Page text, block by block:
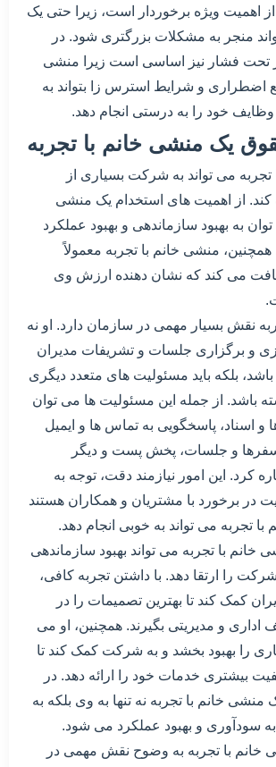
از اهمیت ویژه برخوردار است، زیرا حتی یک
منجر به مشکلات بزرگتری شود. در
تحت فشار نیز اساسی است زیرا منشی
اضطراری و شرایط استرس زا بتواند به
خود را به درستی انجام دهد.
یک منشی خانم با تجربه
می تواند به شرکت بسیاری از
از اهمیت های استخدام یک منشی
به بهبود سازماندهی و بهبود عملکرد
همچنین، منشی خانم با تجربه معمولاً
می کند که نشان دهنده ارزش وی
نقش بسیار مهمی در سازمان دارد. او نه
ریزی و برگزاری جلسات و تشریفات مدیران
بلکه باید مسئولیت های متعدد دیگری
باشد. از جمله این مسئولیت ها می توان
و اسناد، پاسخگویی به تماس ها و ایمیل
سفرها و جلسات، پخش پست و دیگر
کرد. این امور نیازمند دقت، توجه به
در برخورد با مشتریان و همکاران هستند
تجربه می تواند به خوبی انجام دهد.
خانم با تجربه می تواند بهبود سازماندهی
را ارتقا دهد. با داشتن تجربه کافی،
کمک کند تا بهترین تصمیمات را در
اداری و مدیریتی بگیرند. همچنین، او می
را بهبود بخشد و به شرکت کمک کند تا
بیشتری خدمات خود را ارائه دهد. در
منشی خانم با تجربه نه تنها به وی بلکه به
سودآوری و بهبود عملکرد می شود.
خانم با تجربه به وضوح نقش مهمی در